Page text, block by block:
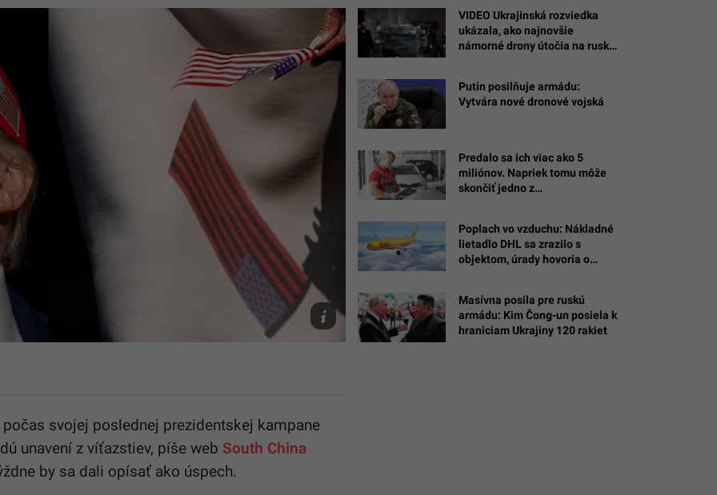
TASR/AP,
Alex
Demaree
Nikhinson,
Canva
svojej poslednej prezidentskej kampane
unavení z víťazstiev, píše web South China
by sa dali opísať ako úspech.
VIDEO Ukrajinská rozviedka
ukázala, ako najnovšie
námorné drony útočia na ruské
Putin posilňuje armádu:
Vytvára nové dronové vojská
Predalo sa ich viac ako 5
miliónov. Napriek tomu môže
skončiť jedno z
Poplach vo vzduchu: Nákladné
lietadlo DHL sa zrazilo s
objektom, úrady hovoria o
Masívna posila pre ruskú
armádu: Kim Čong-un posiela k
hraniciam Ukrajiny 120 rakiet